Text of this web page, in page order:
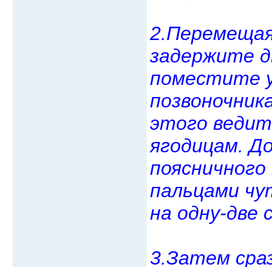
2.Перемещая
задержите
поместите
этого
ягодицам.
пальцами
на одну-две
3.Затем